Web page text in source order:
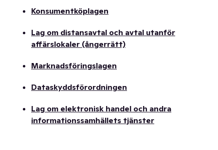
Konsumentköplagen
Lag om distansavtal och avtal utanför
affärslokaler (ångerrätt)
Marknadsföringslagen
Dataskyddsförordningen
Lag om elektronisk handel och andra
informationssamhällets tjänster